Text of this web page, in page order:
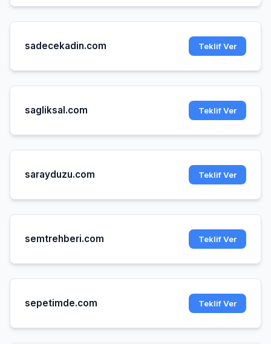
sadecekadin.com Teklif Ver
sagliksal.com Teklif Ver
sarayduzu.com Teklif Ver
semtrehberi.com Teklif Ver
sepetimde.com Teklif Ver